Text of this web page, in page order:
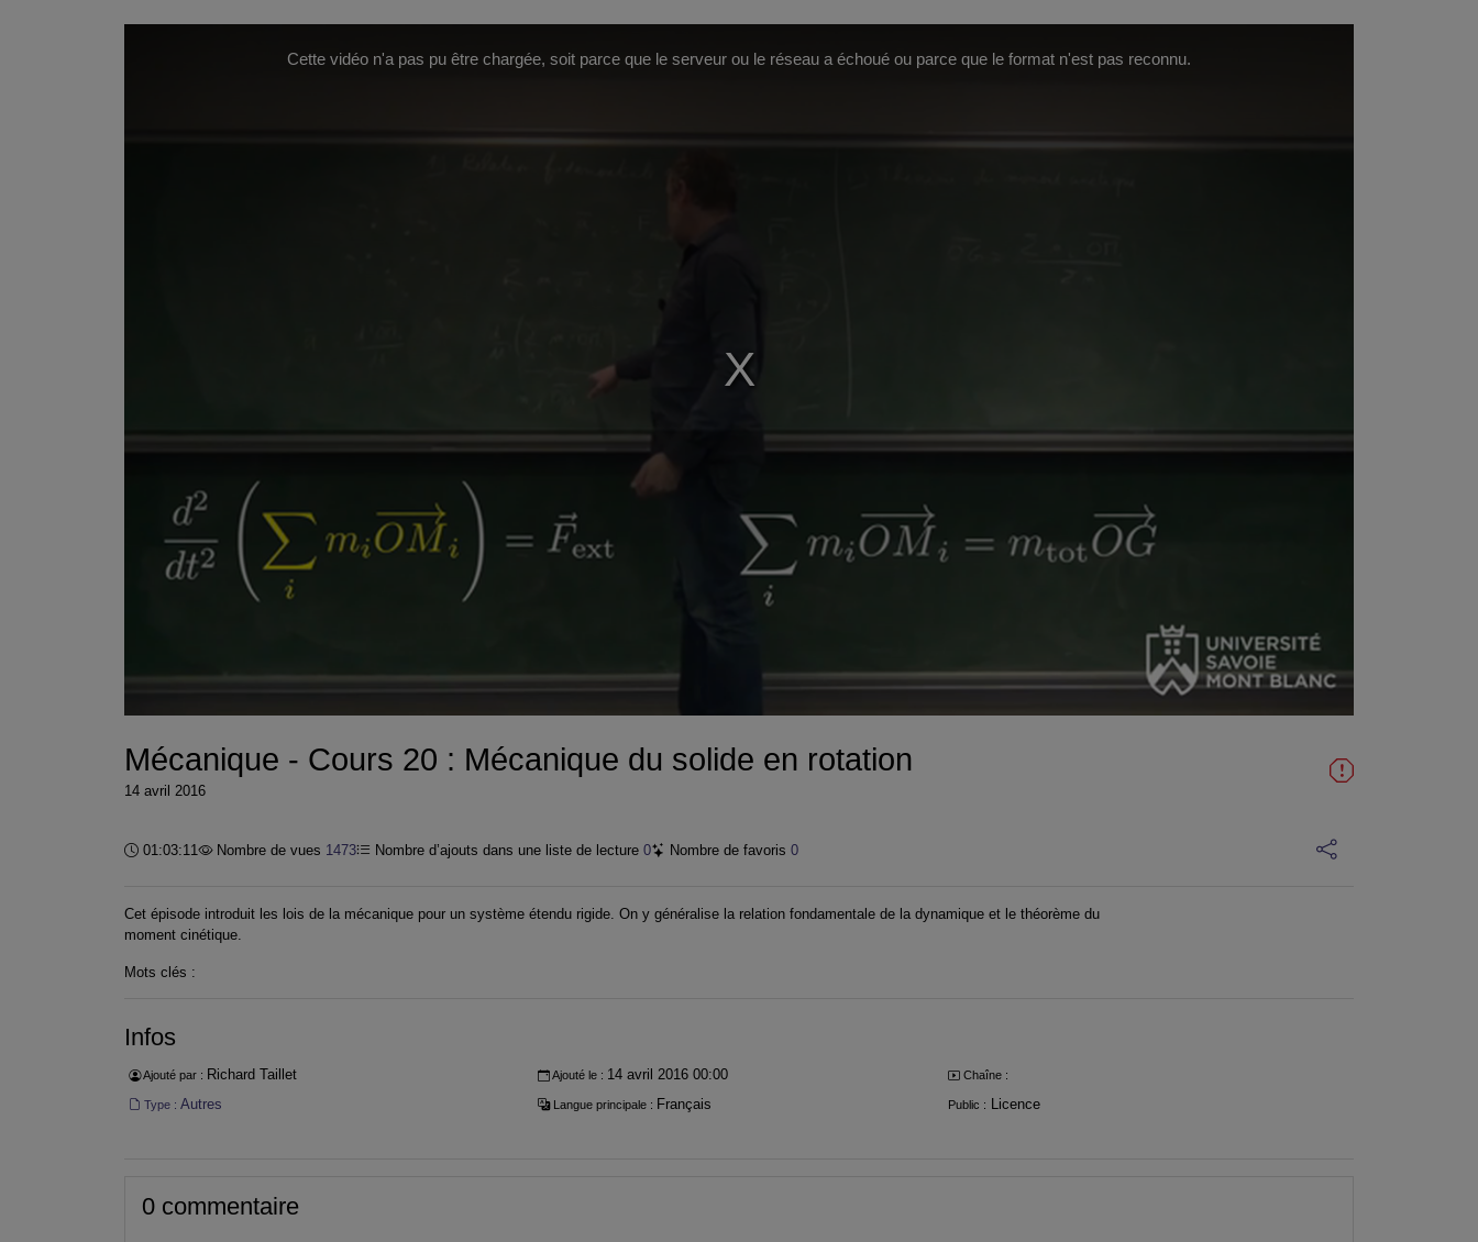
Cette vidéo n'a pas pu être chargée, soit parce que le serveur ou le réseau a échoué ou parce que le format n'est pas reconnu.
Mécanique - Cours 20 : Mécanique du solide en rotation
14 avril 2016
Durée :
01:03:11 Nombre de vues 1473 Nombre d’ajouts dans une liste de lecture 0 Nombre de favoris 0
Cet épisode introduit les lois de la mécanique pour un système étendu rigide. On y généralise la relation fondamentale de la dynamique et le théorème du
moment cinétique.
Mots clés :
Infos
Ajouté par : Richard Taillet Ajouté le : 14 avril 2016 00:00 Chaîne :
Type : Autres Langue principale : Français Public : Licence
0 commentaire